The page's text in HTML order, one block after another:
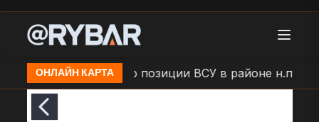
ОНЛАЙН КАРТА
Удар БЛА по позиции ВСУ в районе н.п.